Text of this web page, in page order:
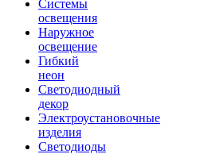
Системы
освещения
Наружное
освещение
Гибкий
неон
Светодиодный
декор
Электроустановочные
изделия
Светодиоды